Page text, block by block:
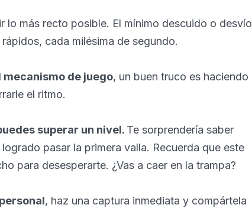
lo más recto posible. El mínimo descuido o desvío
cada milésima de segundo.
de juego, un buen truco es haciendo
el ritmo.
superar un nivel. Te sorprendería saber
pasar la primera valla. Recuerda que este
para desesperarte. ¿Vas a caer en la trampa?
, haz una captura inmediata y compártela